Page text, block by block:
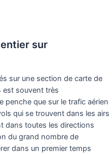
sur
sur une section de carte de
est souvent très
penche que sur le trafic aérien
qui se trouvent dans les airs
dans toutes les directions
du grand nombre de
dans un premier temps